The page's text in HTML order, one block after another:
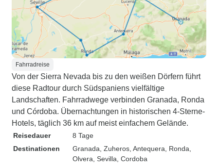
Fahrradreise
Von der Sierra Nevada bis zu den weißen Dörfern führt
diese Radtour durch Südspaniens vielfältige
Landschaften. Fahrradwege verbinden Granada, Ronda
und Córdoba. Übernachtungen in historischen 4-Sterne-
Hotels, täglich 36 km auf meist einfachem Gelände.
Reisedauer
8 Tage
Destinationen
Granada , Zuheros , Antequera , Ronda
Olvera , Sevilla , Cordoba